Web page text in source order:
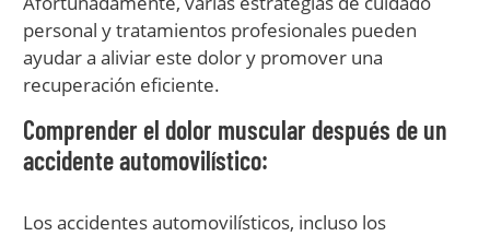
personal y tratamientos profesionales pueden
ayudar a aliviar este dolor y promover una
recuperación eficiente.
Comprender el dolor muscular después de un
accidente automovilístico:
Los accidentes automovilísticos, incluso los